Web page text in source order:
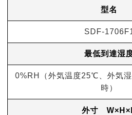
型名
SDF-
最低到達湿
0%RH（外気温度25℃、外気
時）
外寸